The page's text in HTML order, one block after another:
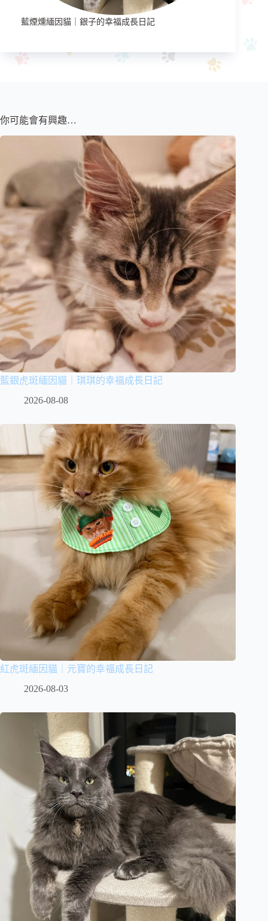
藍煙燻緬因貓｜銀子的幸福成長日記
你可能會有興趣…
藍銀虎斑緬因貓｜琪琪的幸福成長日記
2026-08-08
紅虎斑緬因貓｜元寶的幸福成長日記
2026-08-03